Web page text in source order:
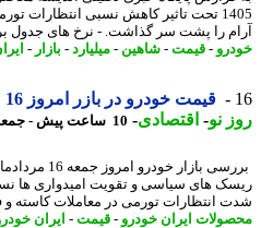
1405 تحت تاثیر کاهش نسبی انتظارات تورمی
را پشت سر گذاشت. - نرخ های جدول بر ...
-قیمت-شاهین-میلیارد-بازار - ایران
قیمت خودرو در بازر امروز 16 مردادماه 1405
نو- اقتصادی-10 ساعت پیش - جمعه 16 مرداد 1405، 09:42
های سیاسی و تقویت امیدواری ها نسبت
انتظارات تورمی در معاملات کاسته و فضای
ایران خودرو-قیمت-ایران خودرو-